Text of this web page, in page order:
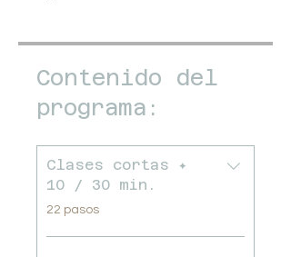
Contenido del
programa:
Clases cortas ✦
10 / 30 min.
.
22 pasos